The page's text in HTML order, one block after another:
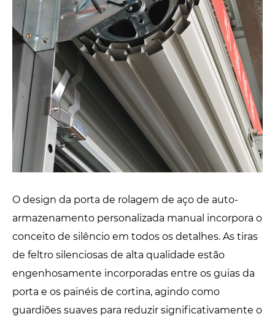
O design da porta de rolagem de aço de auto-
armazenamento personalizada manual incorpora o
conceito de silêncio em todos os detalhes. As tiras
de feltro silenciosas de alta qualidade estão
engenhosamente incorporadas entre os guias da
porta e os painéis de cortina, agindo como
guardiões suaves para reduzir significativamente o